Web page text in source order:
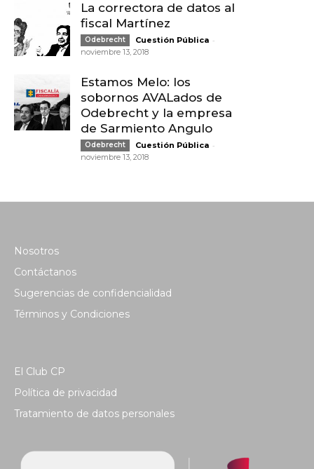
La correctora de datos al
fiscal Martínez
Odebrecht Cuestión Pública -
noviembre 13, 2018
Estamos Melo: los
sobornos AVALados de
Odebrecht y la empresa
de Sarmiento Angulo
Odebrecht Cuestión Pública -
noviembre 13, 2018
Nosotros
Contáctanos
Sugerencias de confidencialidad
Términos y Condiciones
El Club CP
Política de privacidad
Tratamiento de datos personales